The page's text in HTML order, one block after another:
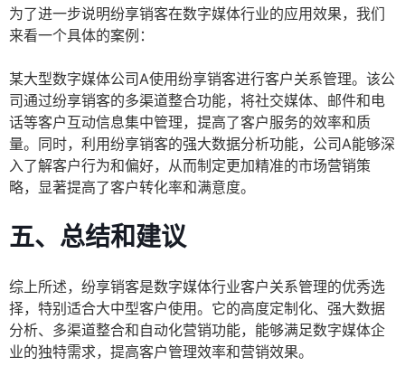
为了进一步说明纷享销客在数字媒体行业的应用效果，我们
来看一个具体的案例：
某大型数字媒体公司A使用纷享销客进行客户关系管理。该公
司通过纷享销客的多渠道整合功能，将社交媒体、邮件和电
话等客户互动信息集中管理，提高了客户服务的效率和质
量。同时，利用纷享销客的强大数据分析功能，公司A能够深
入了解客户行为和偏好，从而制定更加精准的市场营销策
略，显著提高了客户转化率和满意度。
五、总结和建议
综上所述，纷享销客是数字媒体行业客户关系管理的优秀选
择，特别适合大中型客户使用。它的高度定制化、强大数据
分析、多渠道整合和自动化营销功能，能够满足数字媒体企
业的独特需求，提高客户管理效率和营销效果。